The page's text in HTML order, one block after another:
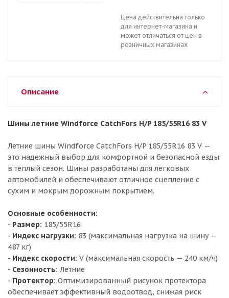
Цена действительна только
для интернет-магазина и
может отличаться от цен в
розничных магазинах
Описание
Шины летние Windforce CatchFors H/P 185/55R16 83 V
Летние шины Windforce CatchFors H/P 185/55R16 83 V —
это надежный выбор для комфортной и безопасной езды
в теплый сезон. Шины разработаны для легковых
автомобилей и обеспечивают отличное сцепление с
сухим и мокрым дорожным покрытием.
Основные особенности:
- Размер: 185/55R16
- Индекс нагрузки: 83 (максимальная нагрузка на шину —
487 кг)
- Индекс скорости: V (максимальная скорость — 240 км/ч)
- Сезонность: Летние
- Протектор: Оптимизированный рисунок протектора
обеспечивает эффективный водоотвод, снижая риск